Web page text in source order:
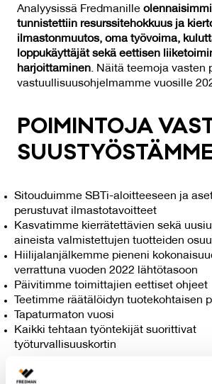
Analyysissä Fredmanille
tunnistettiin resurssitehokkuus ja
ilmastonmuutos, oma työvoima,
loppukäyttäjät sekä eettisen
harjoittaminen. Näitä teemoja vasten
vastuullisuusohjelmamme vuosille
POI­MIN­TO­JA
Sitouduimme SBTi-aloitteeseen ja
perustuvat ilmastotavoitteet
Kasvatimme kierrätettävien sekä
aineista valmistettujen tuotteiden
Hiilijalanjälkemme pieneni
verrattuna vuoden 2022 lähtötasoon
Päivitimme toimittajien eettiset ohjeet
Teetimme räätälöidyn tuotekohtaisen
Tapaturmaton vuosi
Kaikki tehtaan työntekijät suorittivat
työturvallisuuskortin